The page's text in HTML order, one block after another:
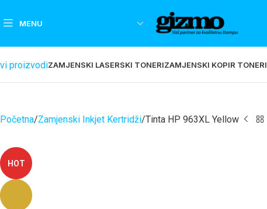
MENU
proizvodiZAMJENSKI LASERSKI TONERIZAMJENSKI KOPIR TONERI
Početna Zamjenski Inkjet Kertridži Tinta HP 963XL Yellow
HOT